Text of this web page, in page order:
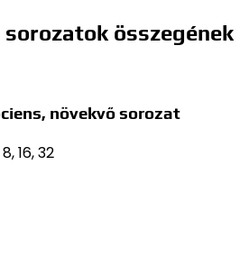
összegének
növekvő sorozat
16, 32